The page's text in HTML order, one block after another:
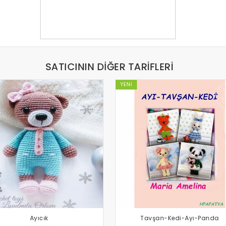
SATICININ DIĞER TARIFLERI
Ayıcık
YENI
Tavşan-Kedi-Ayı-Panda